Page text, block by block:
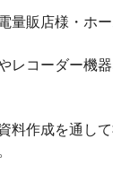
量販店様・ホ
レコーダー機
料作成を通し